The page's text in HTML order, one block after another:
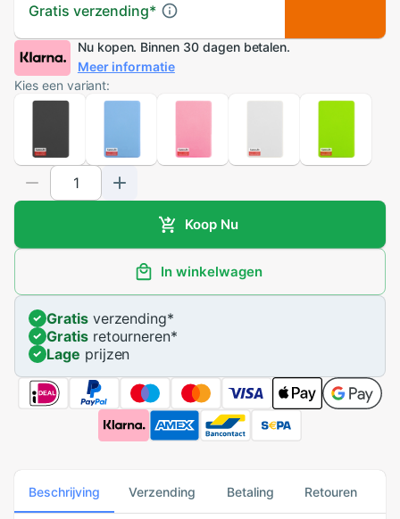
Gratis verzending*
Nu kopen. Binnen 30 dagen betalen.
Meer informatie
Kies een variant:
Koop Nu
In winkelwagen
Gratisverzending*
Gratisretourneren*
Lage prijzen
Beschrijving Verzending Betaling Retouren